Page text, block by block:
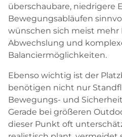
überschaubare, niedrigere
Bewegungsabläufen
wünschen sich meist mehr
Abwechslung und
Balanciermöglichkeiten.
Ebenso wichtig ist der
benötigen nicht nur
Bewegungs- und
Gerade bei größeren
dieser Punkt oft